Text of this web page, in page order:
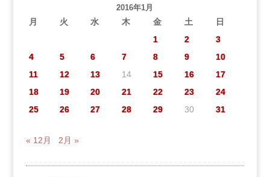
2016年1月
月 火 水 木 金 土
日
1
2
3
4
5 6 7 8 9
10
11
12 13 14 15 16
17
18
19 20 21 22 23
24
25
26 27 28 29 30 31
« 12月 2月 »